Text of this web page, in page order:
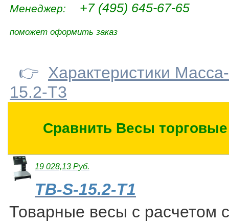
Менеджер: +7 (495) 645-67-65
поможет оформить заказ
👉 Характеристики
15.2-Т3
Сравнить Весы
19 028,13 Руб.
ТВ-S-15.2-Т1
Товарные весы с расчетом